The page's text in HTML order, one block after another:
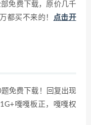
免费下载，原价几千
都买不来的！ 点击开
免费下载！回复出现
嘎嘎板正，嘎嘎权